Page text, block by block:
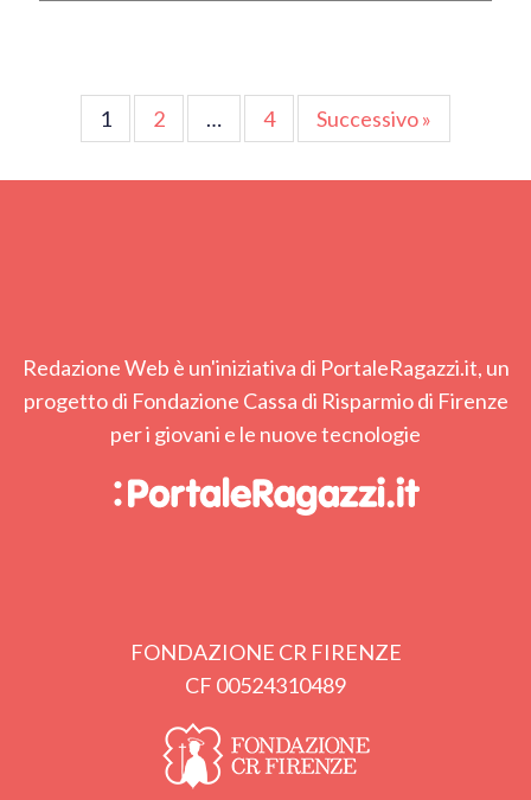
Paginazione
degli
articoli
1 2 … 4 Successivo »
Redazione Web è un'iniziativa di PortaleRagazzi.it, un
progetto di Fondazione Cassa di Risparmio di Firenze
per i giovani e le nuove tecnologie
FONDAZIONE CR FIRENZE
CF 00524310489